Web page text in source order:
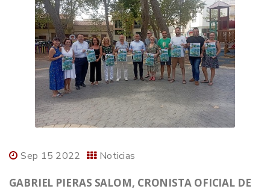
Sep 15 2022 Noticias
GABRIEL PIERAS SALOM, CRONISTA OFICIAL DE